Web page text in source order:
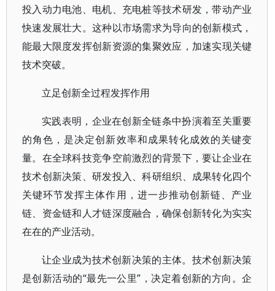
投入动力电池、电机、充电桩等技术研发，带动产业
快速发展壮大。这种以市场需求为导向的创新模式，
能最大限度发挥创新资源的集聚效应，加速实现关键
技术突破。
立足创新全过程发挥作用
实践表明，企业在创新全链条中扮演着至关重要
的角色，是决定创新效率和成果转化成效的关键变
量。在全球科技竞争空前激烈的背景下，要让企业在
技术创新决策、研发投入、科研组织、成果转化四个
关键环节发挥主体作用，进一步推动创新链、产业
链、资金链和人才链深度融合，确保创新转化为实实
在在的产业活动。
让企业成为技术创新决策的主体。技术创新决策
是创新活动的“最先一公里”，决定着创新的方向。企